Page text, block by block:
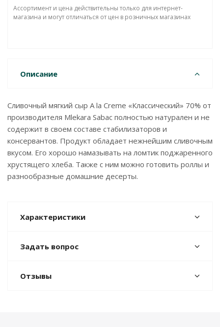
Ассортимент и цена действительны только для интернет-
магазина и могут отличаться от цен в розничных магазинах
Описание
Сливочный мягкий сыр A la Creme «Классический» 70% от
производителя Mlekara Sabac полностью натурален и не
содержит в своем составе стабилизаторов и
консервантов. Продукт обладает нежнейшим сливочным
вкусом. Его хорошо намазывать на ломтик поджаренного
хрустящего хлеба. Также с ним можно готовить роллы и
разнообразные домашние десерты.
Характеристики
Задать вопрос
Отзывы